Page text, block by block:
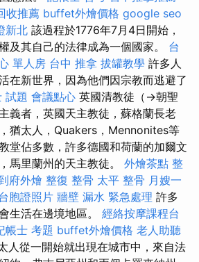
收推薦 buffet外燴價格 google seo
新北 該過程於1776年7月4日開始，
及其自己的法律成為一個國家。 台
單人房 台中 推拿 拔罐教學 許多人
在新世界，因為他們因宗教而逃避了
試題 會議點心 英國清教徒（→朝聖
義者，英國天主教徒，蘇格蘭長老
猶太人，Quakers，Mennonites等
堂佔多數，許多德國和荷蘭的加爾文
馬里蘭州的天主教徒。 外燴茶點 整
府外燴 整復 整骨 太平 整骨 月嫂一
胞證照片 牆壁 漏水 緊急處理 許多
生活在邊境地區。 經絡按摩課程台
帳士 考題 buffet外燴價格 老人助聽
人從一開始就出現在城市中，來自法